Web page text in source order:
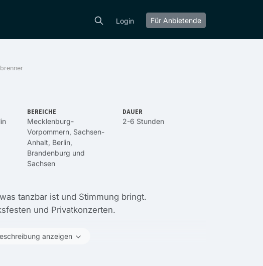
Login Für Anbietende
BEREICHE
Mecklenburg-
Vorpommern, Sachsen-
Anhalt, Berlin,
Brandenburg und
Sachsen
DAUER
2-6 Stunden
tanzbar ist und Stimmung bringt.
und Privatkonzerten.
anzeigen